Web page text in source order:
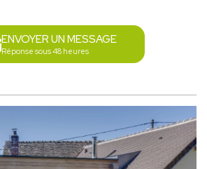
ENVOYER UN MESSAGE
Réponse sous 48 heures